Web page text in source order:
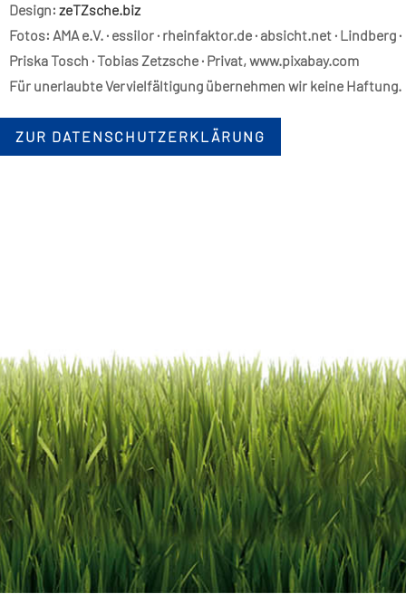
Design: zeTZsche.biz
Fotos: AMA e.V. · essilor · rheinfaktor.de · absicht.net · Lindberg ·
Priska Tosch · Tobias Zetzsche · Privat, www.pixabay.com
Für unerlaubte Vervielfältigung übernehmen wir keine Haftung.
ZUR DATENSCHUTZERKLÄRUNG